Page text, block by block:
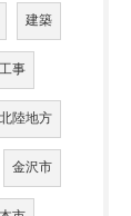
建築
事
北陸地方
金沢市